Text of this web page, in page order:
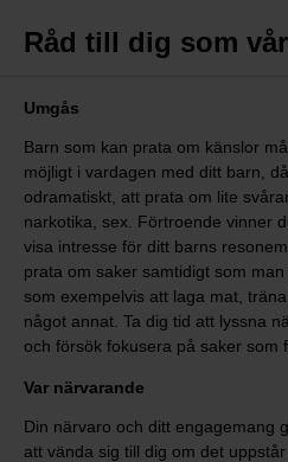
Råd till dig som
Umgås
Barn som kan prata om känslor
möjligt i vardagen med ditt barn,
odramatiskt, att prata om lite
narkotika, sex. Förtroende vinner
visa intresse för ditt barns
prata om saker samtidigt som
som exempelvis att laga mat,
något annat. Ta dig tid att lyssna
och försök fokusera på saker som
Var närvarande
Din närvaro och ditt engagemang
att vända sig till dig om det